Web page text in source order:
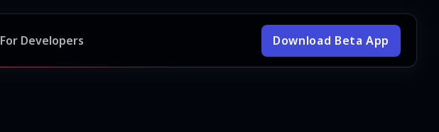
For Developers Download Beta App